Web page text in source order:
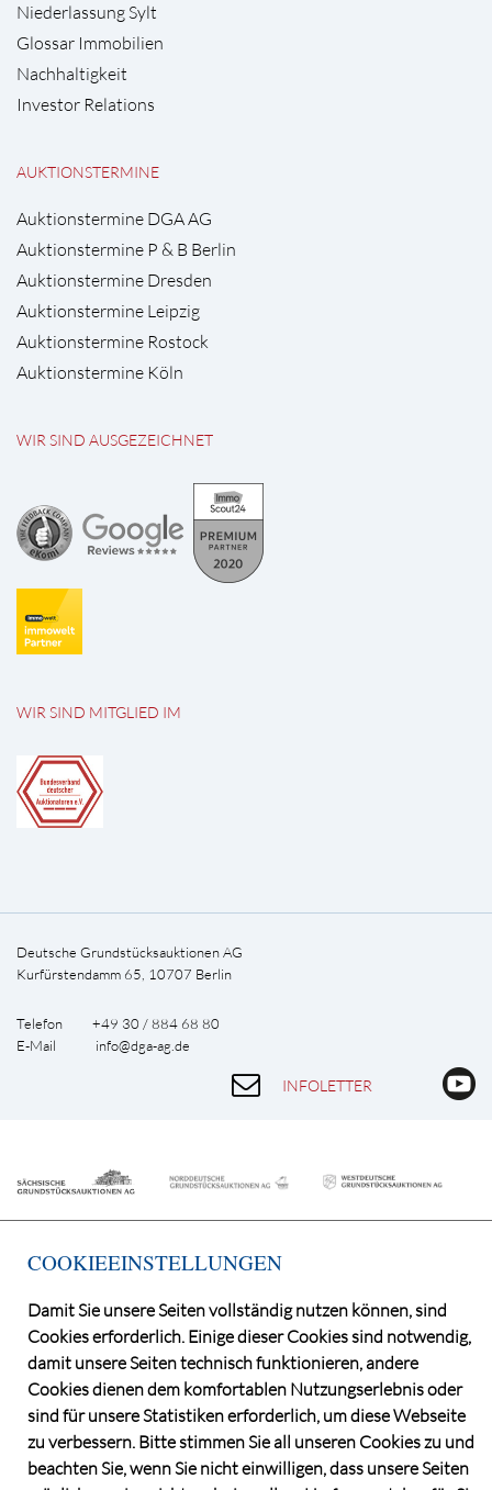
Niederlassung Sylt
Glossar Immobilien
Nachhaltigkeit
Investor Relations
AUKTIONSTERMINE
Auktionstermine DGA AG
Auktionstermine P & B Berlin
Auktionstermine Dresden
Auktionstermine Leipzig
Auktionstermine Rostock
Auktionstermine Köln
WIR SIND AUSGEZEICHNET
WIR SIND MITGLIED IM
Deutsche Grundstücksauktionen AG
Kurfürstendamm 65, 10707 Berlin
Telefon +49 30 / 884 68 80
E-Mail info@dga-ag.de
INFOLETTER
©2026 Deutsche Grundstücksauktionen AG
CONSENT MANAGER
KATALOGBEZUG
OBJEKTFRAGEBOGEN
DATENSCHUTZ
VERSTEIGERUNGSBEDINGUNGEN
COOKIEEINSTELLUNGEN
Damit Sie unsere Seiten vollständig nutzen können, sind
Cookies erforderlich. Einige dieser Cookies sind notwendig,
damit unsere Seiten technisch funktionieren, andere
Cookies dienen dem komfortablen Nutzungserlebnis oder
sind für unsere Statistiken erforderlich, um diese Webseite
zu verbessern. Bitte stimmen Sie all unseren Cookies zu und
beachten Sie, wenn Sie nicht einwilligen, dass unsere Seiten